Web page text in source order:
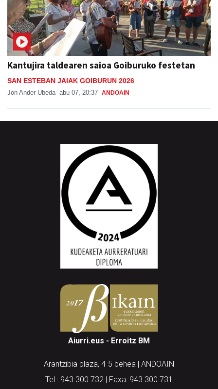
Kantujira taldearen saioa Goiburuko festetan
SAN ESTEBAN JAIAK GOIBURUN 2026
Jon Ander Ubeda abu 07, 20:37 ANDOAIN
Aiurri.eus - Erroitz BM
Arantzibia plaza, 4-5 behea | ANDOAIN
Tel.: 943 300 732 | Faxa: 943 300 731